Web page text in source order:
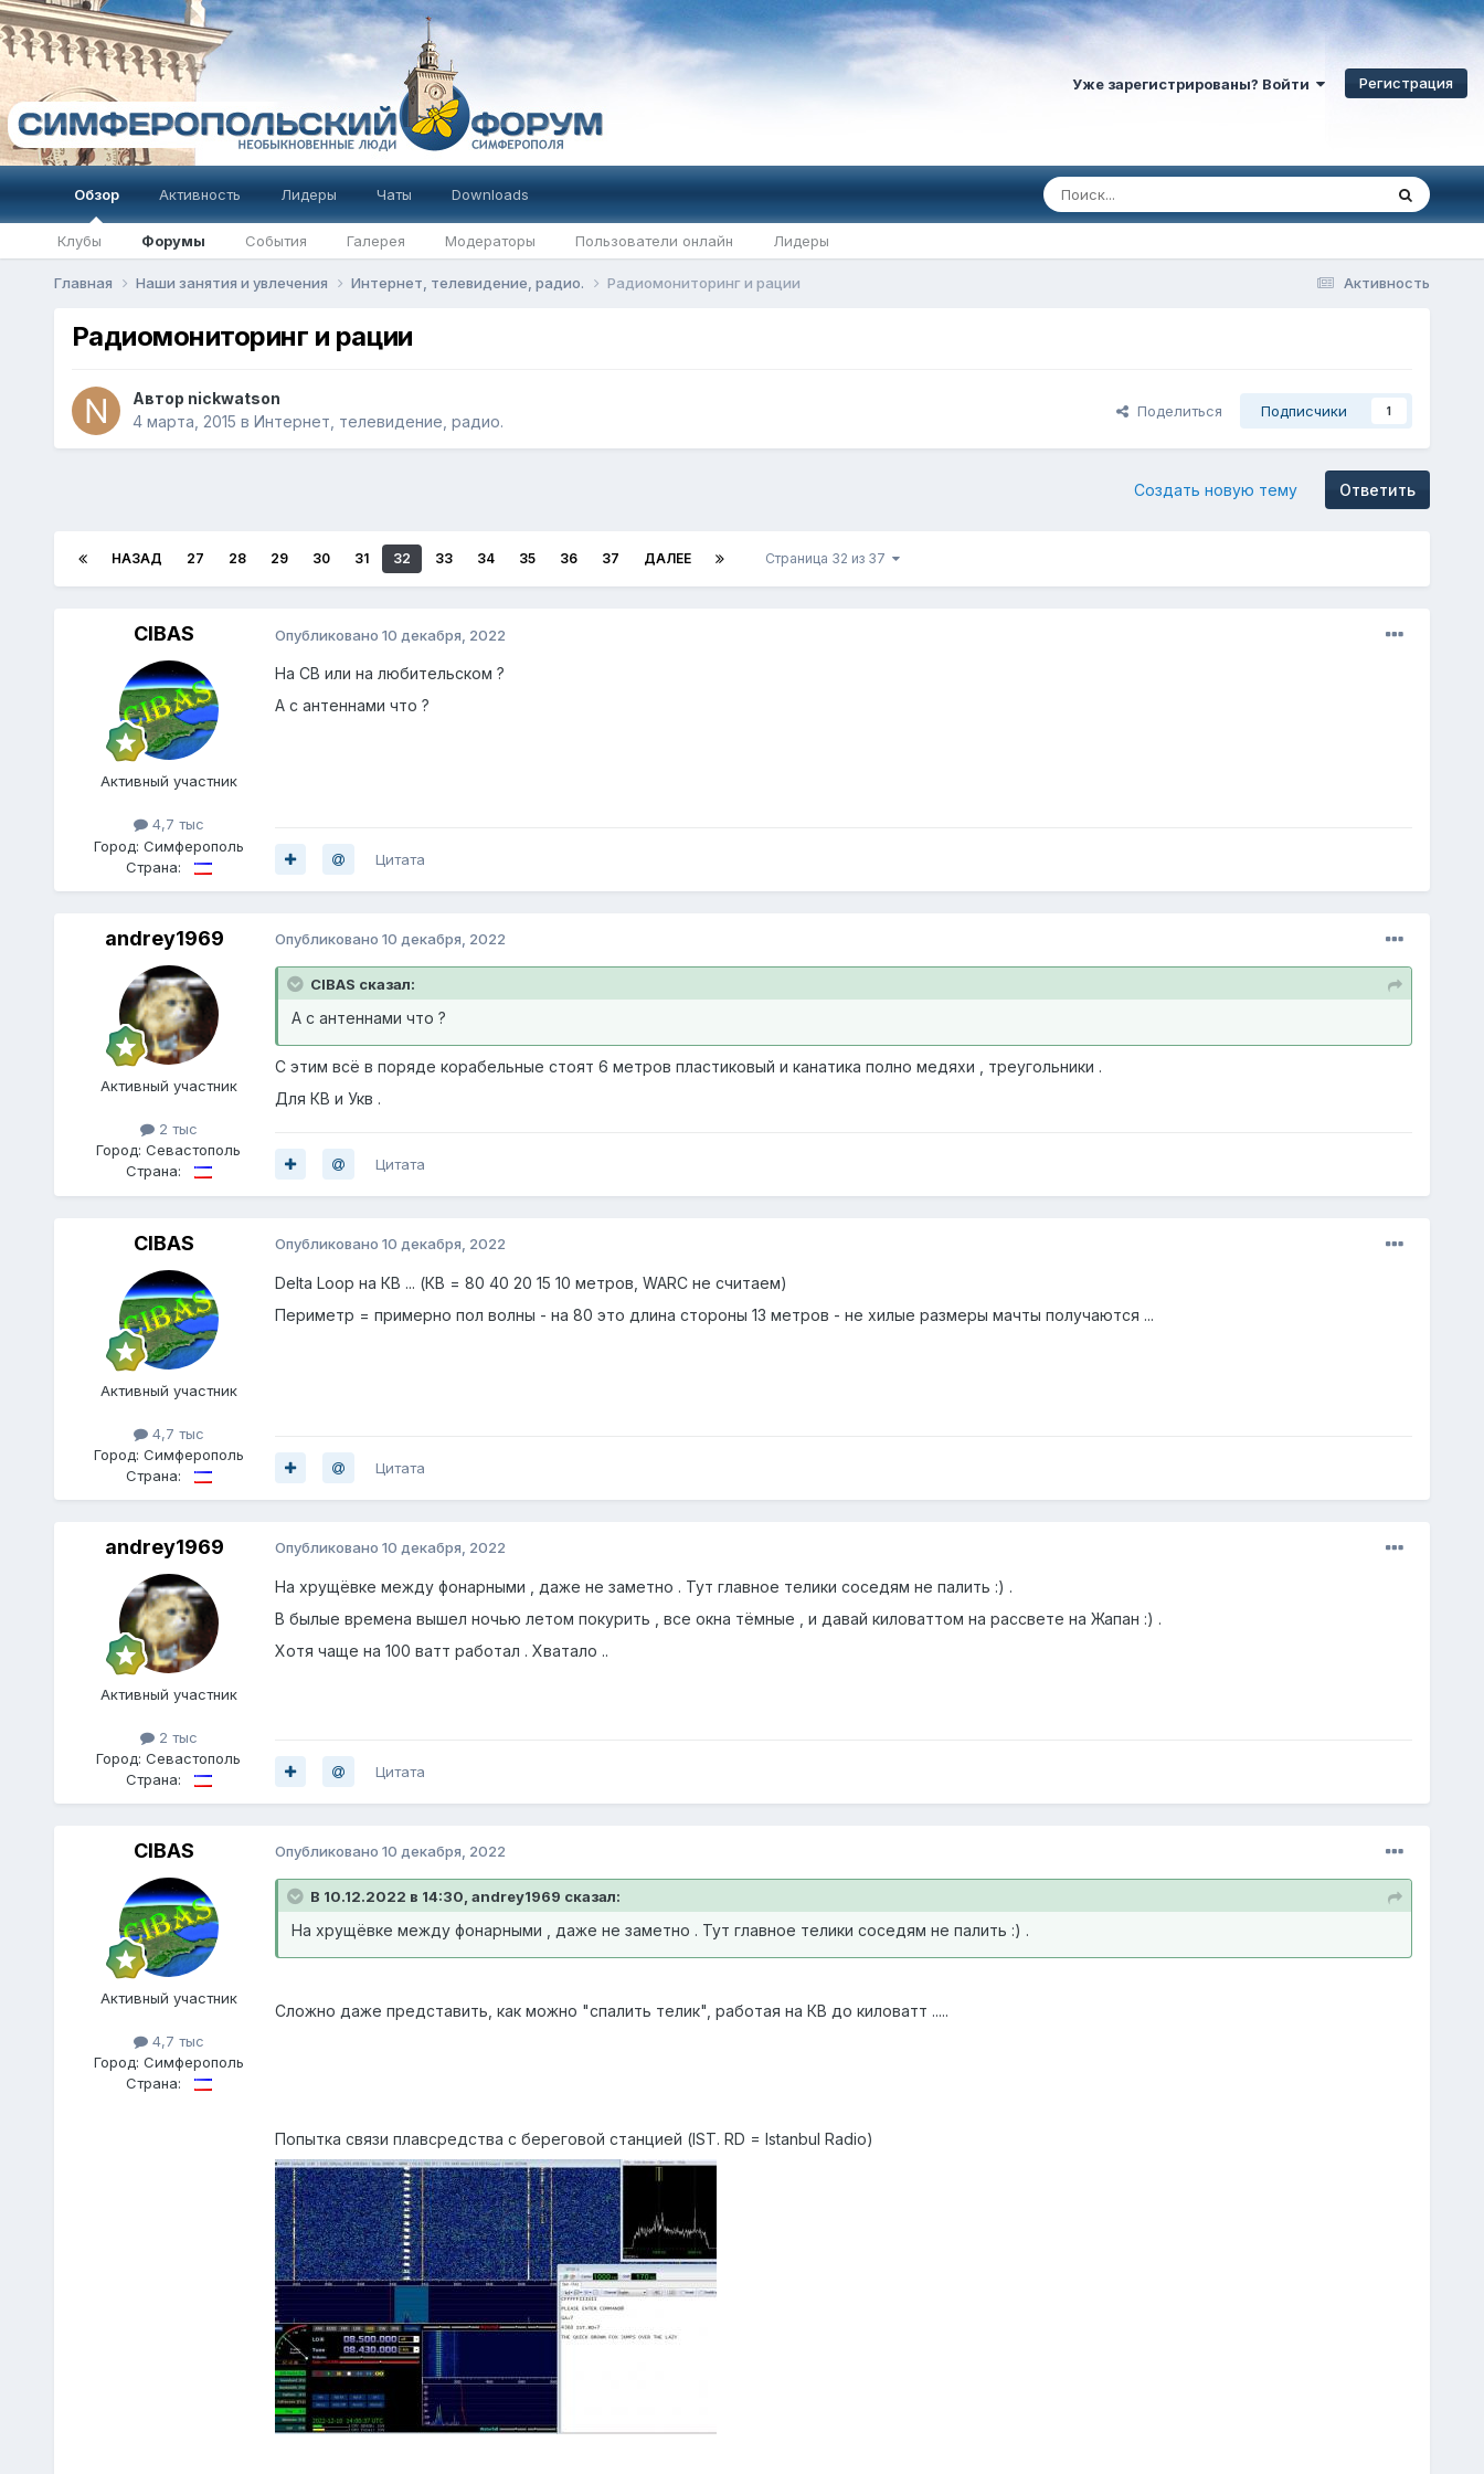
Уже зарегистрированы? Войти Регистрация
Обзор
Клубы Форумы События Галерея Модераторы Пользователи онлайн Лидеры
Активность Лидеры Чаты Downloads
Активность
Главная Наши занятия и увлечения Интернет, телевидение, радио. Радиомониторинг и рации
Радиомониторинг и рации
Автор nickwatson
4 марта, 2015 в Интернет, телевидение, радио.
Поделиться Подписчики 1
Ответить
Создать новую тему
НАЗАД 27 28 29 30 31 32 33 34 35 36 37 ДАЛЕЕ Страница 32 из 37
CIBAS
Активный участник
4,7 тыс
Город: Симферополь
Страна:
Опубликовано 10 декабря, 2022
На СВ или на любительском ?
А с антеннами что ?
Цитата
andrey1969
Активный участник
2 тыс
Город:Севастополь
Страна:
Опубликовано 10 декабря, 2022
CIBAS сказал:
А с антеннами что ?
С этим всё в поряде корабельные стоят 6 метров пластиковый и канатика полно медяхи , треугольники .
Для КВ и Укв .
Цитата
CIBAS
Активный участник
4,7 тыс
Город: Симферополь
Страна:
Опубликовано 10 декабря, 2022
Delta Loop на КВ ... (КВ = 80 40 20 15 10 метров, WARC не считаем)
Периметр = примерно пол волны - на 80 это длина стороны 13 метров - не хилые размеры мачты получаются ...
Цитата
andrey1969
Активный участник
2 тыс
Город:Севастополь
Страна:
Опубликовано 10 декабря, 2022
На хрущёвке между фонарными , даже не заметно . Тут главное телики соседям не палить :) .
В былые времена вышел ночью летом покурить , все окна тёмные , и давай киловаттом на рассвете на Жапан :) .
Хотя чаще на 100 ватт работал . Хватало ..
Цитата
CIBAS
Активный участник
4,7 тыс
Город: Симферополь
Страна:
Опубликовано 10 декабря, 2022
В 10.12.2022 в 14:30, andrey1969 сказал:
На хрущёвке между фонарными , даже не заметно . Тут главное телики соседям не палить :) .
Сложно даже представить, как можно "спалить телик", работая на КВ до киловатт .....
Попытка связи плавсредства с береговой станцией (IST. RD = Istanbul Radio)